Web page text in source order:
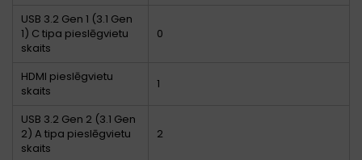
USB 3.2 Gen 1 (3.1 Gen
1) C tipa pieslēgvietu
skaits
0
HDMI pieslēgvietu
skaits
1
USB 3.2 Gen 2 (3.1 Gen
2) A tipa pieslēgvietu
skaits
2